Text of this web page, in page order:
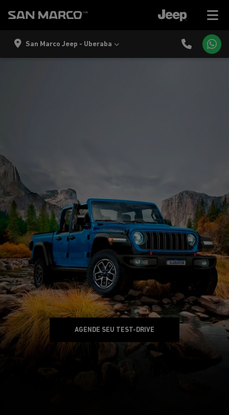
San Marco Jeep - Uberaba
AGENDE SEU TEST-DRIVE